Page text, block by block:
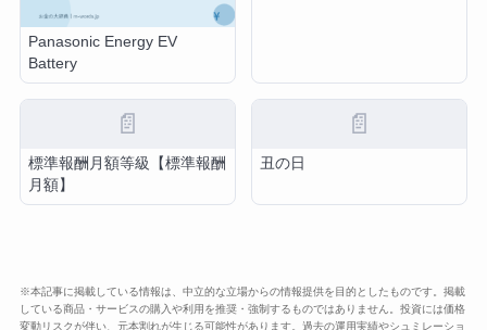
Panasonic Energy EV
Battery
📄
標準報酬月額等級【標準報酬
月額】
📄
丑の日
※本記事に掲載している情報は、中立的な立場からの情報提供を目的としたものです。掲載
している商品・サービスの購入や利用を推奨・強制するものではありません。投資には価格
変動リスクが伴い、元本割れが生じる可能性があります。過去の運用実績やシュミレーショ